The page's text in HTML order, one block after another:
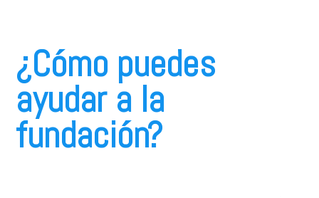
¿Cómo puedes
ayudar a la
fundación?